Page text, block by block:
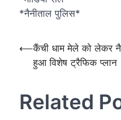
*नैनीताल पुलिस*
Post
navigation
⟵कैंची धाम मेले को लेकर
हुआ विशेष ट्रैफिक प्लान
Related